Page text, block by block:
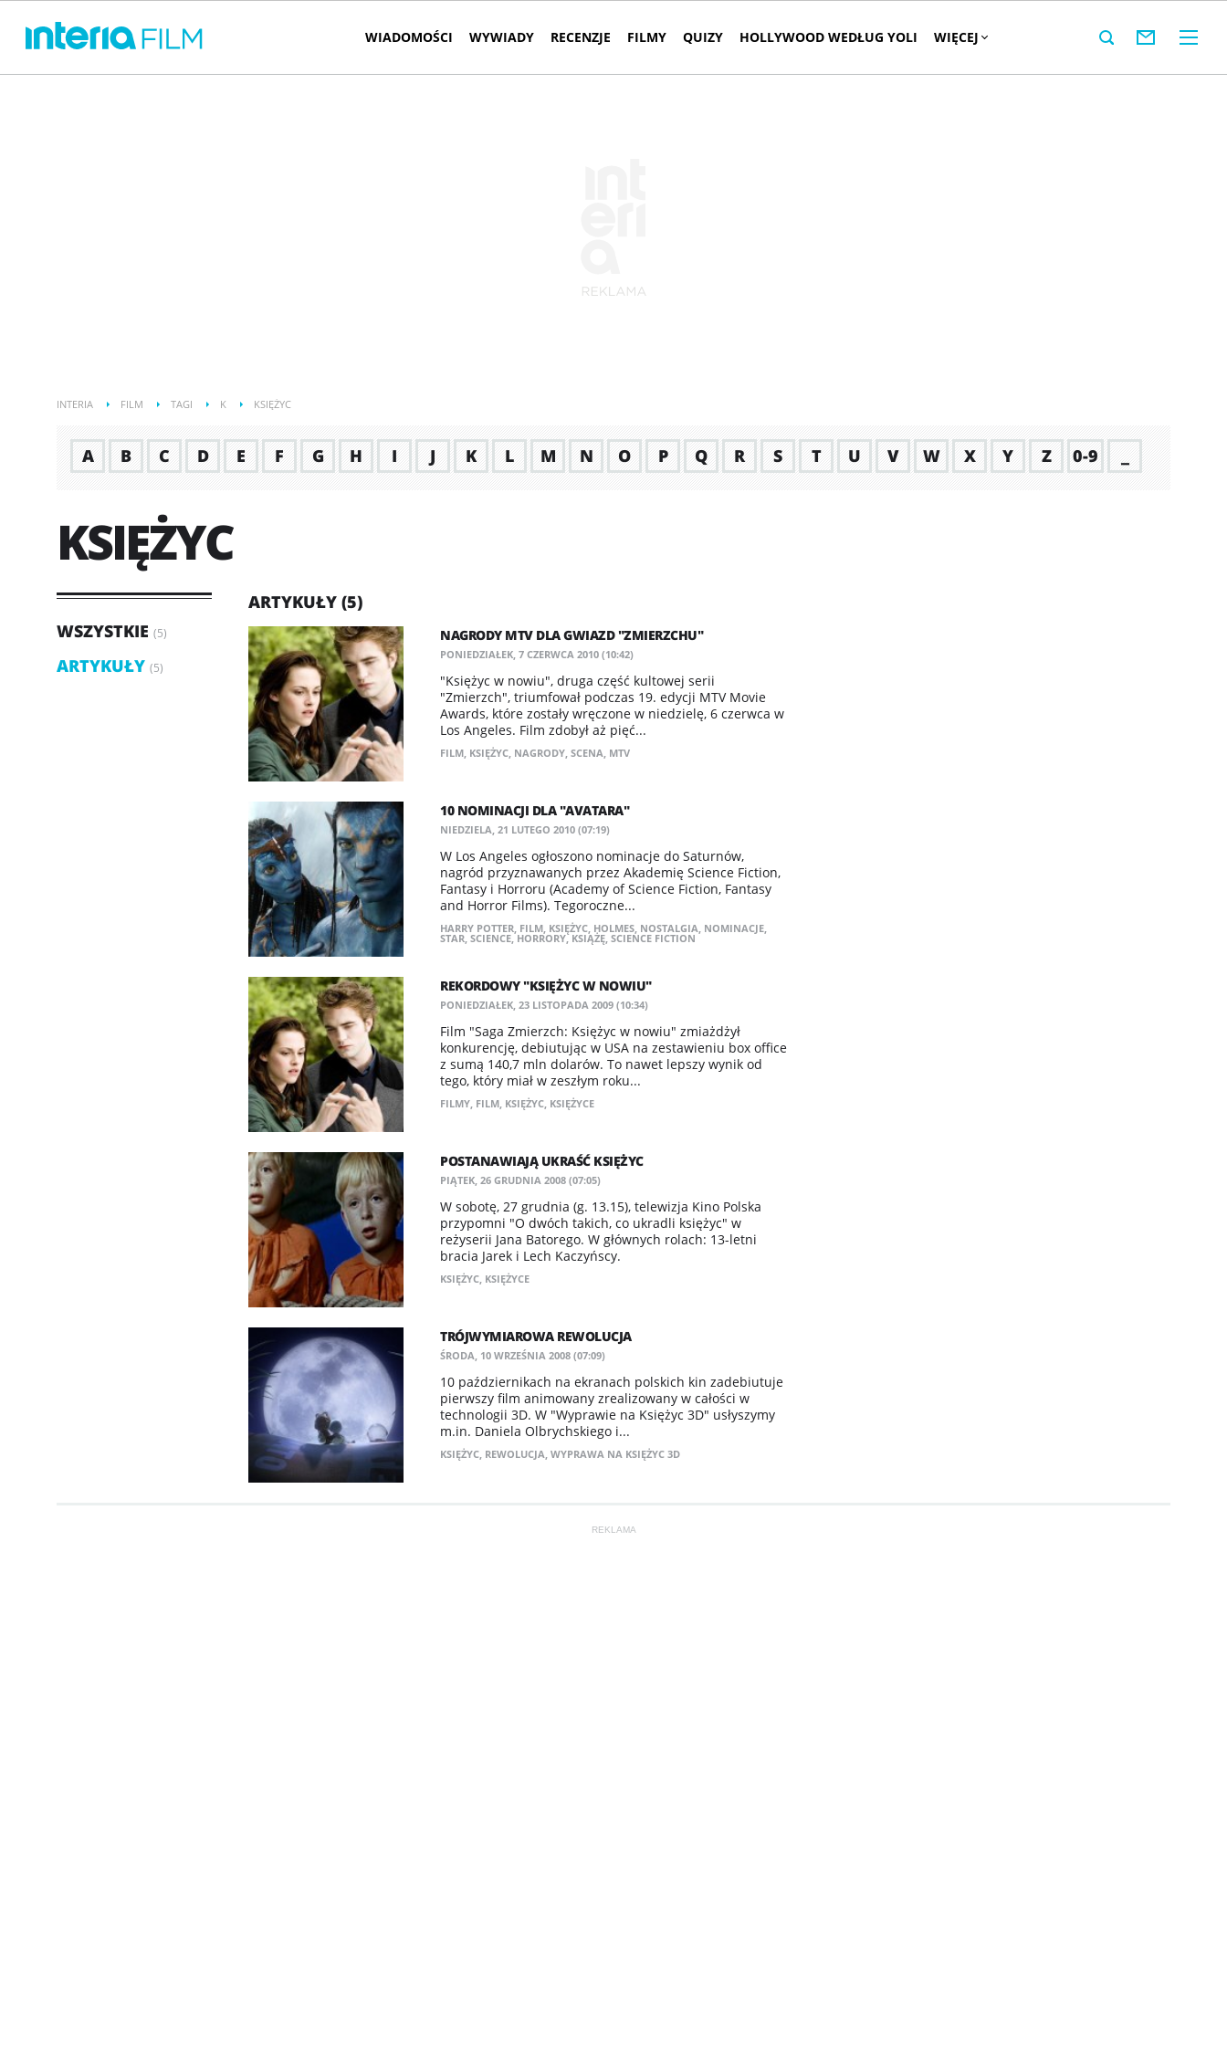
WIADOMOŚCI WYWIADY RECENZJE FILMY QUIZY HOLLYWOOD WEDŁUG YOLI WIĘCEJ
INTERIA FILM TAGI K KSIĘŻYC
A B C D E F G H I J K L M N O P Q R S T U V W X Y Z 0-9
KSIĘŻYC
WSZYSTKIE (5)
ARTYKUŁY (5)
ARTYKUŁY (5)
NAGRODY MTV DLA GWIAZD "ZMIERZCHU"
PONIEDZIAŁEK, 7 CZERWCA 2010 (10:42)
"Księżyc w nowiu", druga część kultowej serii
"Zmierzch", triumfował podczas 19. edycji MTV Movie
Awards, które zostały wręczone w niedzielę, 6 czerwca w
Los Angeles. Film zdobył aż pięć...
FILM, KSIĘŻYC, NAGRODY, SCENA, MTV
10 NOMINACJI DLA "AVATARA"
NIEDZIELA, 21 LUTEGO 2010 (07:19)
W Los Angeles ogłoszono nominacje do Saturnów,
nagród przyznawanych przez Akademię Science Fiction,
Fantasy i Horroru (Academy of Science Fiction, Fantasy
and Horror Films). Tegoroczne...
HARRY POTTER, FILM, KSIĘŻYC, HOLMES, NOSTALGIA, NOMINACJE,
STAR, SCIENCE,HORRORY, KSIĄŻĘ, SCIENCE FICTION
REKORDOWY "KSIĘŻYC W NOWIU"
PONIEDZIAŁEK, 23 LISTOPADA 2009 (10:34)
Film "Saga Zmierzch: Księżyc w nowiu" zmiażdżył
konkurencję, debiutując w USA na zestawieniu box office
z sumą 140,7 mln dolarów. To nawet lepszy wynik od
tego, który miał w zeszłym roku...
FILMY, FILM, KSIĘŻYC, KSIĘŻYCE
POSTANAWIAJĄ UKRAŚĆ KSIĘŻYC
PIĄTEK, 26 GRUDNIA 2008 (07:05)
W sobotę, 27 grudnia (g. 13.15), telewizja Kino Polska
przypomni "O dwóch takich, co ukradli księżyc" w
reżyserii Jana Batorego. W głównych rolach: 13-letni
bracia Jarek i Lech Kaczyńscy.
KSIĘŻYC, KSIĘŻYCE
TRÓJWYMIAROWA REWOLUCJA
ŚRODA, 10 WRZEŚNIA 2008 (07:09)
10 październikach na ekranach polskich kin zadebiutuje
pierwszy film animowany zrealizowany w całości w
technologii 3D. W "Wyprawie na Księżyc 3D" usłyszymy
m.in. Daniela Olbrychskiego i...
KSIĘŻYC, REWOLUCJA, WYPRAWA NA KSIĘŻYC 3D
REKLAMA